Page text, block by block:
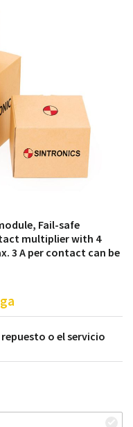
o sustitución
del propio
Fail-safe
multiplier with 4
3 A per contact can be
o el servicio